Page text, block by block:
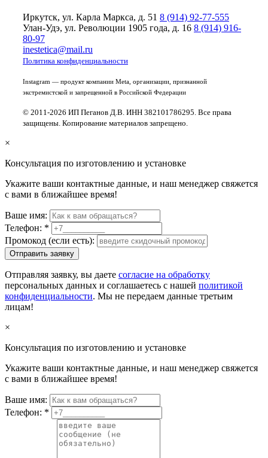
Иркутск, ул. Карла Маркса, д. 51 8 (914) 92-77-555
Улан-Удэ, ул. Революции 1905 года, д. 16 8 (914) 916-
80-97
inestetica@mail.ru
Политика конфиденциальности
Instagram — продукт компании Meta, организации, признанной
экстремистской и запрещенной в Российской Федерации
© 2011-2026 ИП Пеганов Д.В. ИНН 382101786295. Все права
защищены. Копирование материалов запрещено.
×
Консультация по изготовлению и установке
Укажите ваши контактные данные, и наш менеджер свяжется
с вами в ближайшее время!
Ваше имя:
Телефон: *
Промокод (если есть):
Отправить заявку
Отправляя заявку, вы даете согласие на обработку
персональных данных и соглашаетесь с нашей политикой
конфиденциальности. Мы не передаем данные третьим
лицам!
×
Консультация по изготовлению и установке
Укажите ваши контактные данные, и наш менеджер свяжется
с вами в ближайшее время!
Ваше имя:
Телефон: *